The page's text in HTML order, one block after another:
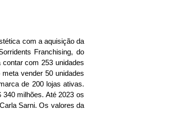
com a aquisição da
Franchising, do
com 253 unidades
vender 50 unidades
de 200 lojas ativas.
milhões. Até 2023 os
Sarni. Os valores da